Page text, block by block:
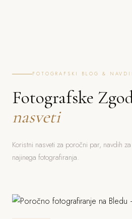
FOTOGRAFSKI BLOG &
Fotografske
nasveti
Koristni nasveti za poročni par, navdih
najinega fotografiranja.